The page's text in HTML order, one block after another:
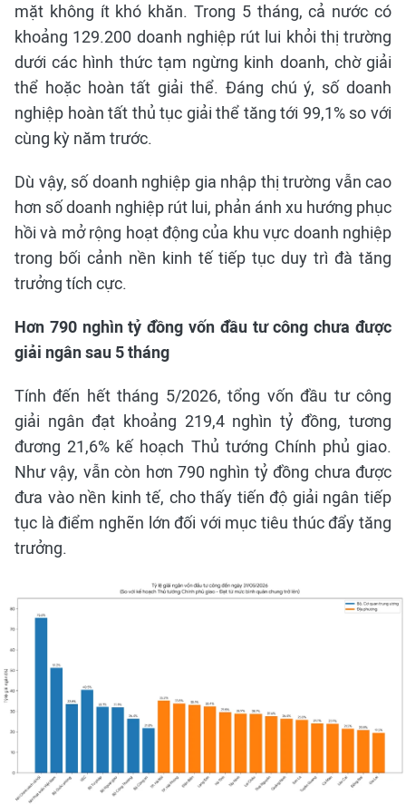
mặt không ít khó khăn. Trong 5 tháng, cả nước có
khoảng 129.200 doanh nghiệp rút lui khỏi thị trường
dưới các hình thức tạm ngừng kinh doanh, chờ giải
thể hoặc hoàn tất giải thể. Đáng chú ý, số doanh
nghiệp hoàn tất thủ tục giải thể tăng tới 99,1% so với
cùng kỳ năm trước.
Dù vậy, số doanh nghiệp gia nhập thị trường vẫn cao
hơn số doanh nghiệp rút lui, phản ánh xu hướng phục
hồi và mở rộng hoạt động của khu vực doanh nghiệp
trong bối cảnh nền kinh tế tiếp tục duy trì đà tăng
trưởng tích cực.
Hơn 790 nghìn tỷ đồng vốn đầu tư công chưa được
giải ngân sau 5 tháng
Tính đến hết tháng 5/2026, tổng vốn đầu tư công
giải ngân đạt khoảng 219,4 nghìn tỷ đồng, tương
đương 21,6% kế hoạch Thủ tướng Chính phủ giao.
Như vậy, vẫn còn hơn 790 nghìn tỷ đồng chưa được
đưa vào nền kinh tế, cho thấy tiến độ giải ngân tiếp
tục là điểm nghẽn lớn đối với mục tiêu thúc đẩy tăng
trưởng.